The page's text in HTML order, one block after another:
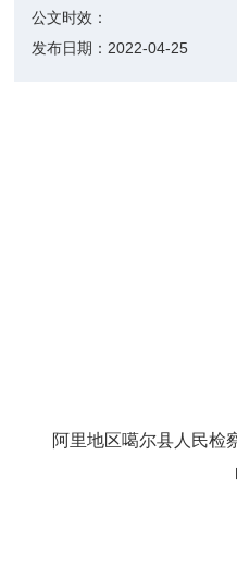
公文时效：
发布日期： 2022-04-25
阿里地区噶尔县人民检